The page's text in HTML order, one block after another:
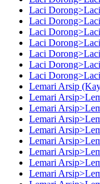
Laci
Laci
Laci
Laci
Laci
Laci
Laci
Lemari Arsip
Lemari
Lemari
Lemari
Lemari
Lemari
Lemari
Lemari
Lemari